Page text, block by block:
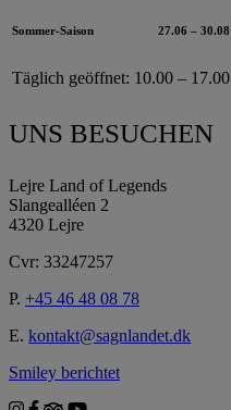
Sommer-Saison 27.06 – 30.08
Täglich geöffnet: 10.00 – 17.00
UNS BESUCHEN
Lejre Land of Legends
Slangealléen 2
4320 Lejre
Cvr: 33247257
P. +45 46 48 08 78
E. kontakt@sagnlandet.dk
Smiley berichtet